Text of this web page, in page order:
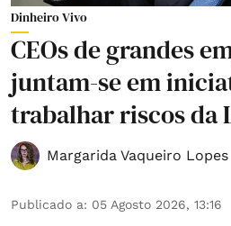
Dinheiro Vivo
CEOs de grandes
juntam-se em
trabalhar riscos da
Margarida Vaqueiro Lopes
Publicado a: 05 Agosto 2026, 13:16